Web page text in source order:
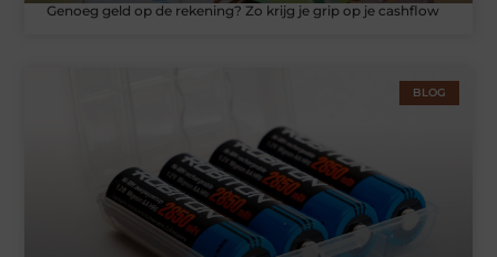
Genoeg geld op de rekening? Zo krijg je grip op je cashflow
BLOG